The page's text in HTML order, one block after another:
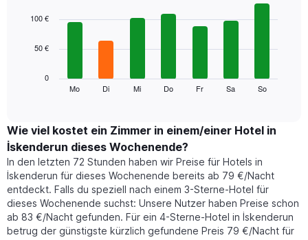
chart
bars.
den
durchschnittlichen
Preis
eines
Zimmers
für
den
jeweiligen
Wochentag.
Mo Di Mi Do Fr Sa So
0
50 €
100 €
Wie viel kostet ein Zimmer in einem/einer Hotel in
İskenderun dieses Wochenende?
In den letzten 72 Stunden haben wir Preise für Hotels in
İskenderun für dieses Wochenende bereits ab 79 €/Nacht
entdeckt. Falls du speziell nach einem 3-Sterne-Hotel für
dieses Wochenende suchst: Unsere Nutzer haben Preise schon
ab 83 €/Nacht gefunden. Für ein 4-Sterne-Hotel in İskenderun
betrug der günstigste kürzlich gefundene Preis 79 €/Nacht für